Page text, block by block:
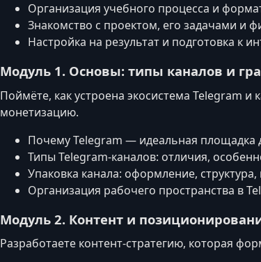
Организация учебного процесса и
Знакомство с проектом, его задачами и
Настройка на результат и подготовка к
Модуль 1. Основы: типы каналов и
Поймёте, как устроена экосистема Telegram и
монетизацию.
Почему Telegram — идеальная площадка
Типы Telegram-каналов: отличия,
Упаковка канала: оформление,
Организация рабочего пространства в
Модуль 2. Контент и
Разработаете контент-стратегию, которая